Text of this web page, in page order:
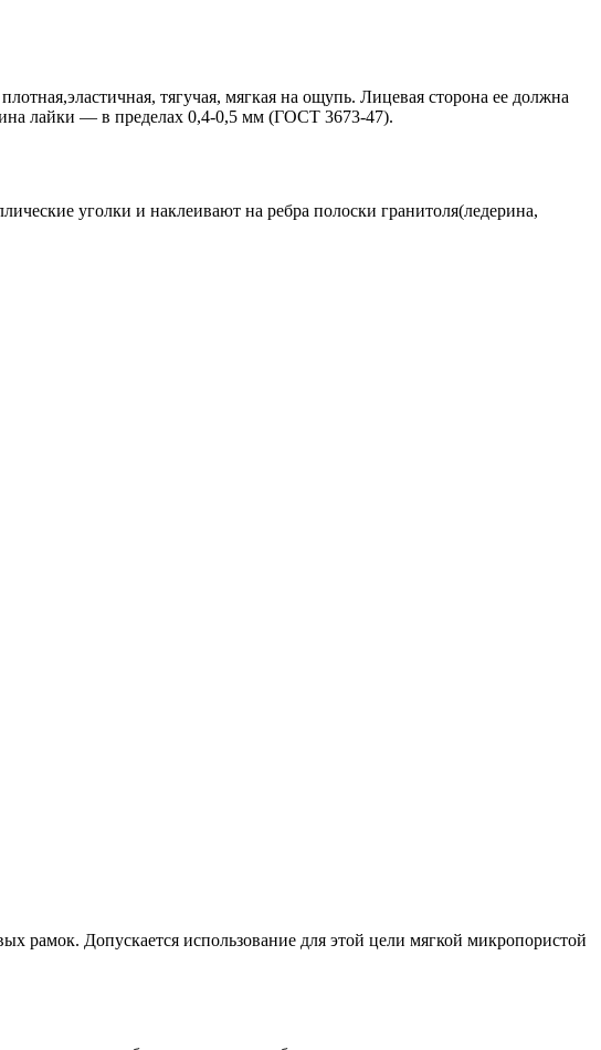
тягучая, мягкая на ощупь. Лицевая сторона ее должна
лайки — в пределах 0,4-0,5 мм (ГОСТ 3673-47).
уголки и наклеивают на ребра полоски гранитоля(ледерина,
рамок. Допускается использование для этой цели мягкой микропористой